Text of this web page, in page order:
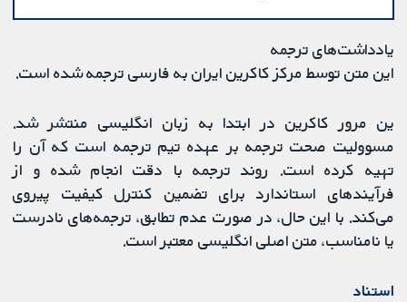
یادداشت‌های ترجمه
این متن توسط مرکز کاکرین ایران به فارسی ترجمه شده است.
ین مرور کاکرین در ابتدا به زبان انگلیسی منتشر شد.
مسوولیت صحت ترجمه بر عهده تیم ترجمه است که آن را
تهیه کرده است. روند ترجمه با دقت انجام شده و از
فرآیندهای استاندارد برای تضمین کنترل کیفیت پیروی
می‌کند. با این حال، در صورت عدم تطابق، ترجمه‌های نادرست
یا نامناسب، متن اصلی انگلیسی معتبر است.
استناد